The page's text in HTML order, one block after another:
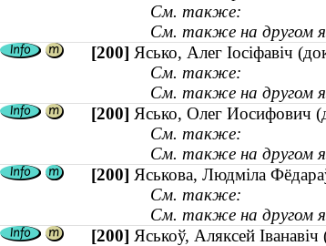
См. также:
См. также на другом
[200] Ясько, Алег Іосіфавіч
См. также:
См. также на другом
[200] Ясько, Олег Иосифович
См. также:
См. также на другом
[200] Яськова, Людміла
См. также:
См. также на другом
[200] Яськоў, Аляксей